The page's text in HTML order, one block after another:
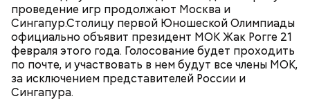
проведение игр продолжают Москва и
Сингапур.Столицу первой Юношеской Олимпиады
официально объявит президент МОК Жак Рогге 21
февраля этого года. Голосование будет проходить
по почте, и участвовать в нем будут все члены МОК,
за исключением представителей России и
Сингапура.